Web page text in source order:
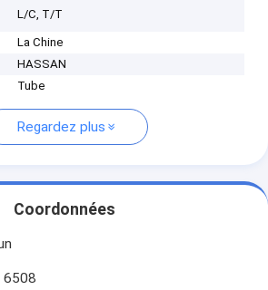
L/C, T/T
La Chine
HASSAN
Tube
Regardez plus
Coordonnées